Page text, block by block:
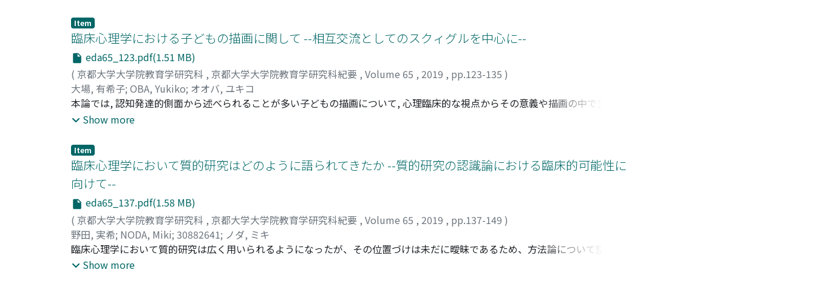
infant」(精神分析の発達理論に基づき遡及的に導出された知見)の統合が目指されていた。本稿では, Sternの理論に基づいて, 被
観察乳児・臨床乳児それぞれの立場から近年の自己感研究の発展を概観した。また, 自己感の非定型な状態像として統合失調症
と発達障害の2つを挙げ, その特異な体験についても取り上げた。被観察乳児・臨床乳児いずれの領域においても, 自己感は今な
お重要なテーマとして注目されており, 現代の臨床実践における「自己」の問題を考える上でも有益な示唆を与えてくれるもので
あることがわかった。
Item
臨床心理学における子どもの描画に関して --相互交流としてのスクィグルを中心に--
eda65_123.pdf(1.51 MB)
( 京都大学大学院教育学研究科 , 京都大学大学院教育学研究科紀要 , Volume 65 , 2019 , pp.123-135 )
大場, 有希子; OBA, Yukiko; オオバ, ユキコ
本論では, 認知発達的側面から述べられることが多い子どもの描画について, 心理臨床的な視点からその意義や描画の中で生じて
いることについて文献を用いて検討した。なぐりがきから象徴性を持った絵となり, 形が生じて画面が秩序化されていく描画の
ーションとなり, 臨床場面において描画はセラピストとクライエントの中間領域での遊びと考えられる。とりわけ相互性の高い
スクィグルは間主観的なものであり, 言葉になり得ないものを表現するとともに言葉での表現を促し得ると示唆されている。ス
クィグルをはじめとする子どもの描画は内界を表現し他者に伝えるとともに, 描画行為そのものが相互的な交流の場にもなり, 描
画からその交流の質や他者・外的世界との関わり方についても検討することができる可能性が考えられた。
Show more
Item
臨床心理学において質的研究はどのように語られてきたか --質的研究の認識論における臨床的可能性に
向けて--
eda65_137.pdf(1.58 MB)
( 京都大学大学院教育学研究科 , 京都大学大学院教育学研究科紀要 , Volume 65 , 2019 , pp.137-149 )
野田, 実希; NODA, Miki; 30882641; ノダ, ミキ
臨床心理学において質的研究は広く用いられるようになったが、その位置づけは未だに曖昧であるため、方法論について整理す
ることが必要である。本稿では、質的研究に関する国内の文献を検討することで、臨床心理学における質的研究の課題と可能性
Show more